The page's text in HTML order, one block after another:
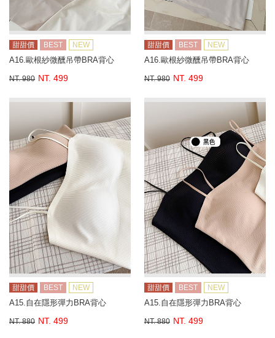
甜甜價 BEST NEW
A16.歐根紗微醺吊帶BRA背心
NT. 980 NT. 499
甜甜價 BEST NEW
A16.歐根紗微醺吊帶BRA背心
NT. 980 NT. 499
甜甜價 BEST NEW
A15.自在隱形彈力BRA背心
NT. 880 NT. 499
甜甜價 BEST NEW
A15.自在隱形彈力BRA背心
NT. 880 NT. 499